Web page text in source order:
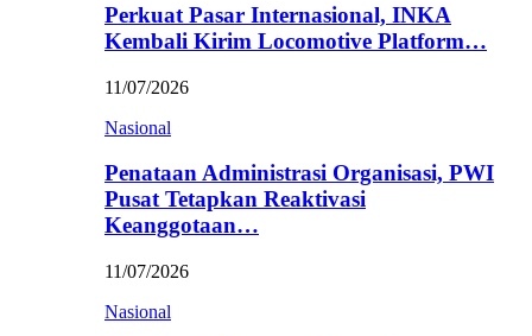
Perkuat Pasar Internasional, INKA
Kembali Kirim Locomotive Platform…
11/07/2026
Nasional
Penataan Administrasi Organisasi, PWI
Pusat Tetapkan Reaktivasi
Keanggotaan…
11/07/2026
Nasional